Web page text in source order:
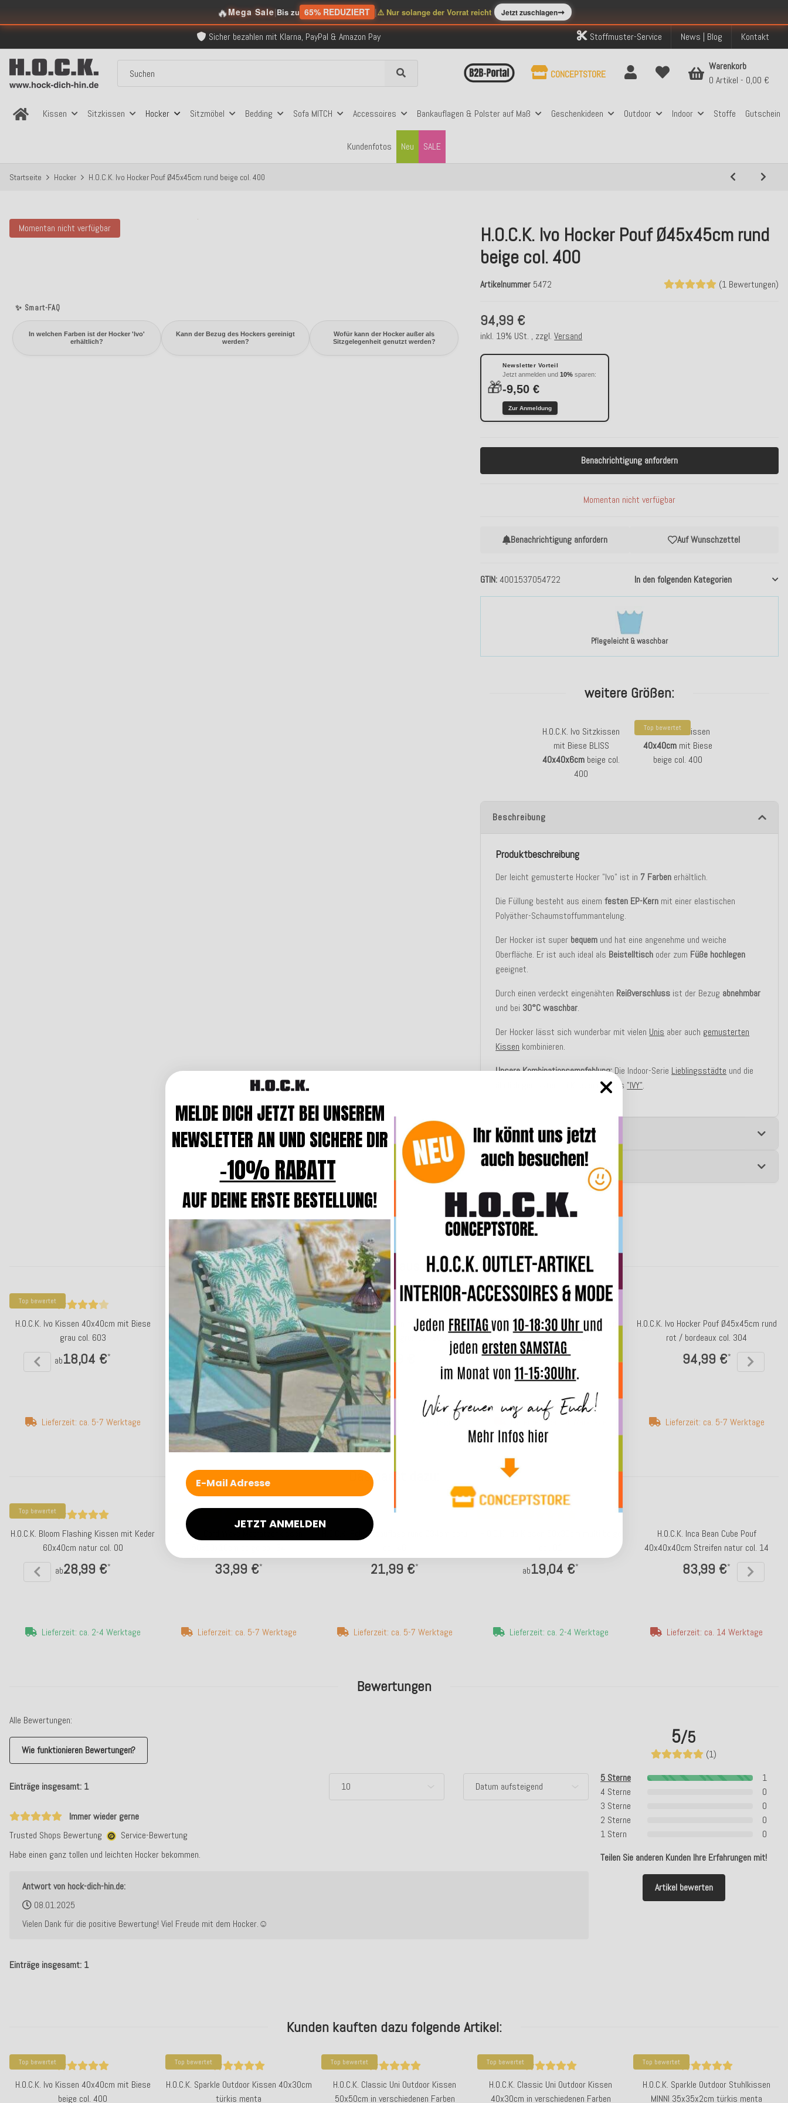
🔥Mega Sale|Bis zu 65% REDUZIERT |⚠️ Nur solange der Vorrat reicht Jetzt zuschlagen➞
Über 120.000 erfolgreich versendete Bestellungen
Sicher bezahlen mit Klarna, PayPal & Amazon Pay
Kostenloser Versand innerhalb Deutschlands ab 99€ Bestellwert
Über 120.000 erfolgreich versendete Bestellungen
Kostenloser Versand innerhalb Deutschlands ab 99€ Bestellwert
Stoffmuster-Service News | Blog Kontakt
Kissen Sitzkissen Hocker Sitzmöbel Bedding Sofa MITCH Accessoires Bankauflagen & Polster auf Maß Geschenkideen Outdoor Indoor Stoffe Gutschein
Kundenfotos SALE
Neu
CONCEPTSTORE
Warenkorb
0 Artikel
0,00 €
Startseite Hocker H.O.C.K. Ivo Hocker Pouf Ø45x45cm rund beige col. 400
Momentan nicht verfügbar
✨ Smart-FAQ
In welchen Farben ist der Hocker 'Ivo'
erhältlich?
Kann der Bezug des Hockers gereinigt
werden?
Wofür kann der Hocker außer als
Sitzgelegenheit genutzt werden?
H.O.C.K. Ivo Hocker Pouf Ø45x45cm rund
beige col. 400
(1 Bewertungen)
Artikelnummer 5472
Pflegeleicht & waschbar
GTIN 4001537054722 In den folgenden Kategorien
94,99 €
inkl. 19% USt. , zzgl.Versand
🎁
Newsletter Vorteil
Jetzt anmelden und10% sparen:
-9,50 €
Zur Anmeldung
Benachrichtigung anfordern Auf Wunschzettel
Benachrichtigung anfordern
Momentan nicht verfügbar
weitere Größen:
H.O.C.K. Ivo Sitzkissen
mit Biese BLISS
40x40x6cm beige col.
400
Top bewertet
H.O.C.K. Ivo Kissen
40x40cm mit Biese
beige col. 400
Beschreibung
Produktbeschreibung
Der leicht gemusterte Hocker "Ivo" ist in 7 Farben erhältlich.
Die Füllung besteht aus einemfesten EP-Kern mit einer elastischen
Polyäther-Schaumstoffummantelung.
Der Hocker ist super bequem und hat eine angenehme und weiche
Oberfläche. Er ist auch ideal als Beistelltisch oder zum Füße hochlegen
geeignet.
Durch einen verdeckt eingenähten Reißverschluss ist der Bezug abnehmbar
und bei 30°Cwaschbar.
Der Hocker lässt sich wunderbar mit vielen Unis aber auch gemusterten
Kissen kombinieren.
Unsere Kombinationsempfehlung:Die Indoor-Serie Lieblingsstädte und die
ähnlich gemusterten Kissen namens "IVY".
Merkmale
Angaben zur Produktsicherheit
Bewertungen
5/5
(1)
5 Sterne
1
4 Sterne
0
3 Sterne
0
2 Sterne
0
1 Stern
0
Teilen Sie anderen Kunden Ihre Erfahrungen mit!
Artikel bewerten
Alle Bewertungen:
Wie funktionieren Bewertungen?
Einträge insgesamt: 1
Immer wieder gerne
Trusted Shops Bewertung
Service-Bewertung
Habe einen ganz tollen und leichten Hocker bekommen.
Antwort von hock-dich-hin.de:
08.01.2025
Vielen Dank für die positive Bewertung! Viel Freude mit dem Hocker.☺️
Einträge insgesamt: 1
Weitere Produkte aus der Serie Ivo
Top bewertet
H.O.C.K. Ivo Kissen 40x40cm mit Biese
grau col. 603
ab18,04 €*
Lieferzeit: ca. 5-7 Werktage
Top bewertet
H.O.C.K. Ivo Kissen 40x40cm mit Biese
blau col. 704
ab18,04 €*
Lieferzeit: ca. 2-4 Werktage
H.O.C.K. Ivo Sitzkissen mit Biese BLISS
40x40x6cm lindgrün col. 800
26,99 €
Lieferzeit: ca. 2-4 Werktage
H.O.C.K. Ivo Hocker Pouf Ø45x45cm rund
94,99 €
Lieferzeit: ca. 14 Werktage
H.O.C.K. Ivo Hocker Pouf Ø45x45cm rund
rot / bordeaux col. 304
94,99 €*
Lieferzeit: ca. 5-7 Werktage
Das passt dazu:
Top bewertet
H.O.C.K. Bloom Flashing Kissen mit Keder
60x40cm natur col. 00
ab28,99 €*
Lieferzeit: ca. 2-4 Werktage
Top bewertet
H.O.C.K. Cord Wave Matratzenkissen
33,99 €*
Lieferzeit: ca. 5-7 Werktage
H.O.C.K. Fell-Sitzauflage rund Ø34cm ecru
21,99 €*
Lieferzeit: ca. 5-7 Werktage
ab19,04 €*
Lieferzeit: ca. 2-4 Werktage
H.O.C.K. Inca Bean Cube Pouf
40x40x40cm Streifen natur col. 14
83,99 €*
Lieferzeit: ca. 14 Werktage
Kunden kauften dazu folgende Artikel:
Top bewertet
H.O.C.K. Ivo Kissen 40x40cm mit Biese
beige col. 400
Top bewertet
H.O.C.K. Sparkle Outdoor Kissen 40x30cm
türkis menta
Top bewertet
H.O.C.K. Classic Uni Outdoor Kissen
50x50cm in verschiedenen Farben
Top bewertet
H.O.C.K. Classic Uni Outdoor Kissen
40x30cm in verschiedenen Farben
Top bewertet
H.O.C.K. Sparkle Outdoor Stuhlkissen
MINNI 35x35x2cm türkis menta
MELDE DICH JETZT BEI UNSEREM
NEWSLETTER AN UND SICHERE DIR
-10% RABATT
AUF DEINE ERSTE BESTELLUNG!
JETZT ANMELDEN